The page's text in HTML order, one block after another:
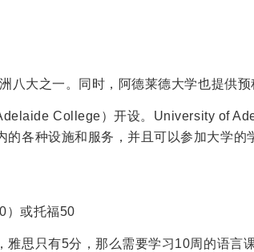
大之一。同时，阿德莱德大学也提供预
College）开设。University of
各种设施和服务，并且可以参加大学的
）或托福50
思只有5分，那么需要学习10周的语言课